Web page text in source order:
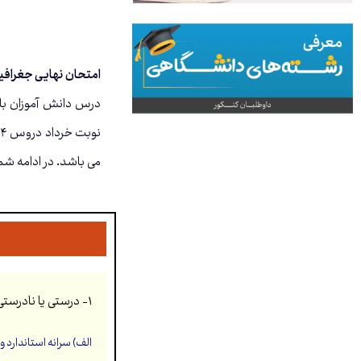
امتحان نهایی
درس دانش آموزان
می باشد. در ادامه
۱- درستی یا
الف) سرانه